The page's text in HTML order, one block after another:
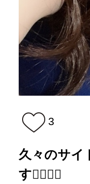
3
久々のサイ
す🙇‍♀️❤️‍🔥